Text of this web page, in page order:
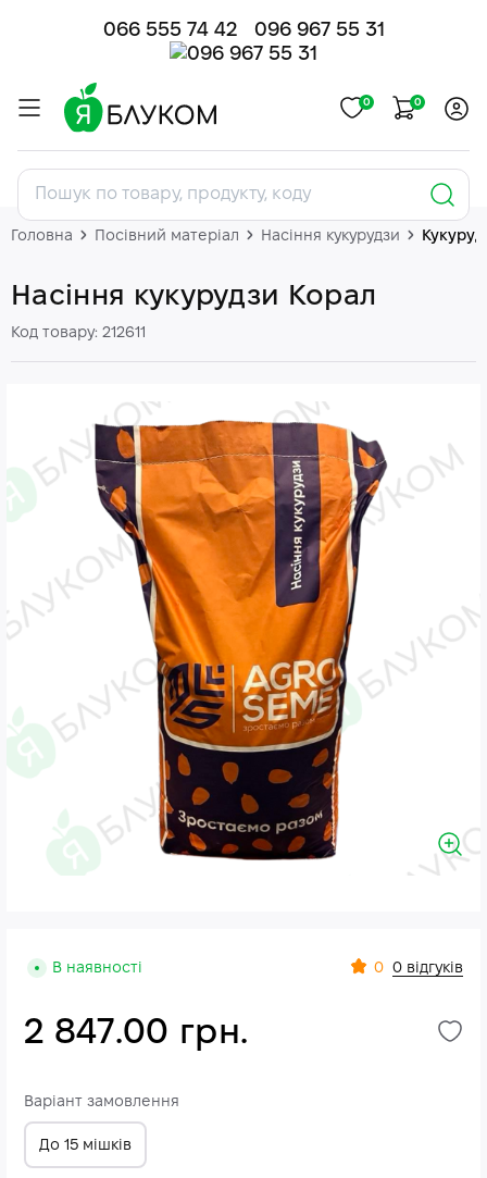
066 555 74 42 096 967 55 31
0 0
Головна Посівний матеріал Насіння кукурудзи
Насіння кукурудзи Корал
Код товару: 212611
В наявності 0 0 відгуків
2 847.00 грн.
Варіант замовлення
До 15 мішків